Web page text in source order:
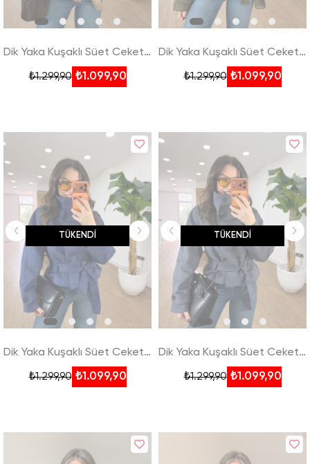
Dik Yaka Kuşaklı Süet Ceket - Sütlü Kahve
₺1.099,90
₺1.299,90
Dik Yaka Kuşaklı Süet Ceket - Haki
₺1.099,90
₺1.299,90
TÜKENDI
Dik Yaka Kuşaklı Süet Ceket - Lacivert
₺1.099,90
₺1.299,90
TÜKENDI
Dik Yaka Kuşaklı Süet Ceket - Füme
₺1.099,90
₺1.299,90